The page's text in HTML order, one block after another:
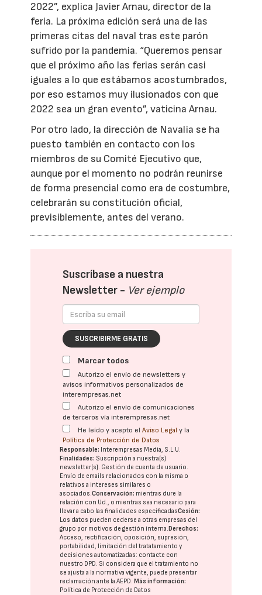
2022”, explica Javier Arnau, director de la
feria. La próxima edición será una de las
primeras citas del naval tras este parón
sufrido por la pandemia. “Queremos pensar
que el próximo año las ferias serán casi
iguales a lo que estábamos acostumbrados,
por eso estamos muy ilusionados con que
2022 sea un gran evento”, vaticina Arnau.
Por otro lado, la dirección de Navalia se ha
puesto también en contacto con los
miembros de su Comité Ejecutivo que,
aunque por el momento no podrán reunirse
de forma presencial como era de costumbre,
celebrarán su constitución oficial,
previsiblemente, antes del verano.
Suscríbase a nuestra
Newsletter - Ver ejemplo
SUSCRIBIRME GRATIS
Marcar todos
Autorizo el envío de newsletters y
avisos informativos personalizados de
interempresas.net
Autorizo el envío de comunicaciones
de terceros vía interempresas.net
He leído y acepto elAviso Legal y la
Política de Protección de Datos
Responsable: Interempresas Media, S.L.U.
Finalidades: Suscripción a nuestra(s)
newsletter(s). Gestión de cuenta de usuario.
Envío de emails relacionados con la misma o
relativos a intereses similares o
asociados.Conservación: mientras dure la
relación con Ud., o mientras sea necesario para
llevar a cabo las finalidades especificadasCesión:
Los datos pueden cederse a otras empresas del
grupo por motivos de gestión interna. Derechos:
Acceso, rectificación, oposición, supresión,
portabilidad, limitación del tratatamiento y
decisiones automatizadas: contacte con
nuestro DPD. Si considera que el tratamiento no
se ajusta a la normativa vigente, puede presentar
reclamación ante laAEPD. Más información:
Política de Protección de Datos